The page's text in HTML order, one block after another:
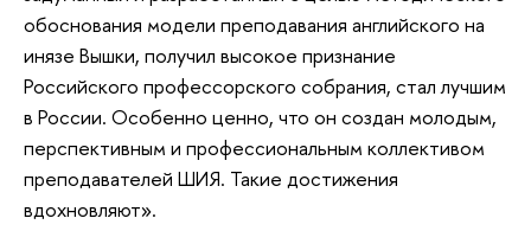
обоснования модели преподавания английского на
инязе Вышки, получил высокое признание
Российского профессорского собрания, стал лучшим
в России. Особенно ценно, что он создан молодым,
перспективным и профессиональным коллективом
преподавателей ШИЯ. Такие достижения
вдохновляют».